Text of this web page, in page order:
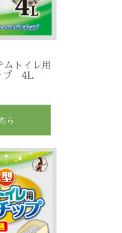
トイレ用
プ 4L
ら